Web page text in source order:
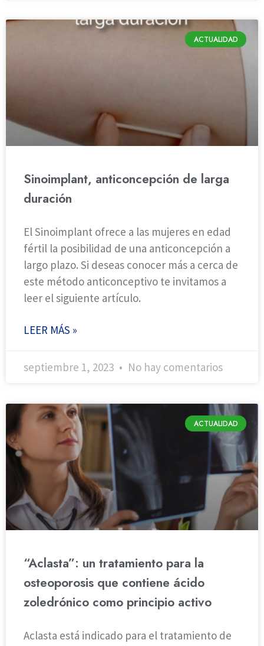
ACTUALIDAD
Sinoimplant, anticoncepción de larga
duración
El Sinoimplant ofrece a las mujeres en edad
fértil la posibilidad de una anticoncepción a
largo plazo. Si deseas conocer más a cerca de
este método anticonceptivo te invitamos a
leer el siguiente artículo.
LEER MÁS »
septiembre 1, 2023 No hay comentarios
ACTUALIDAD
“Aclasta”: un tratamiento para la
osteoporosis que contiene ácido
zoledrónico como principio activo
Aclasta está indicado para el tratamiento de